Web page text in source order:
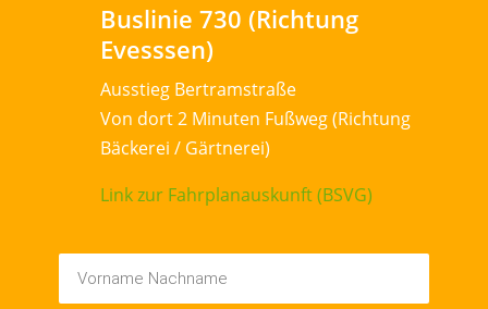
Buslinie 730 (Richtung
Evesssen)
Ausstieg Bertramstraße
Von dort 2 Minuten Fußweg (Richtung
Bäckerei / Gärtnerei)
Link zur Fahrplanauskunft (BSVG)